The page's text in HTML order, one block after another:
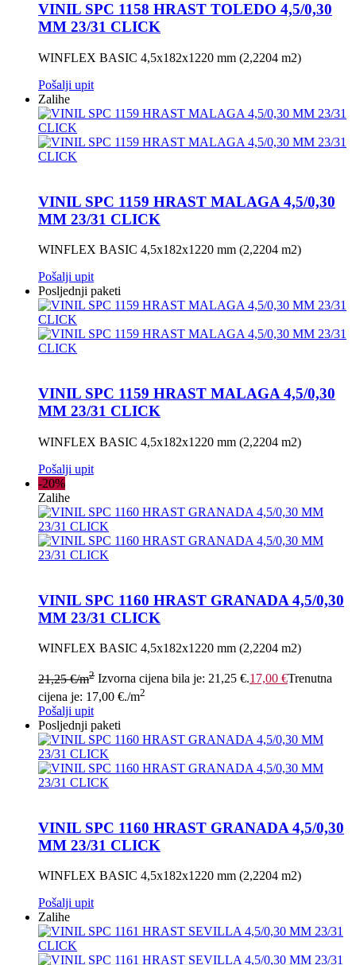
VINIL SPC 1158 HRAST TOLEDO 4,5/0,30
MM 23/31 CLICK
WINFLEX BASIC 4,5x182x1220 mm (2,2204 m2)
Pošalji upit
Zalihe
VINIL SPC 1159 HRAST MALAGA 4,5/0,30
MM 23/31 CLICK
WINFLEX BASIC 4,5x182x1220 mm (2,2204 m2)
Pošalji upit
Posljednji paketi
VINIL SPC 1159 HRAST MALAGA 4,5/0,30
MM 23/31 CLICK
WINFLEX BASIC 4,5x182x1220 mm (2,2204 m2)
Pošalji upit
-20%
Zalihe
VINIL SPC 1160 HRAST GRANADA 4,5/0,30
MM 23/31 CLICK
WINFLEX BASIC 4,5x182x1220 mm (2,2204 m2)
21,25€/m2 Izvorna cijena bila je: 21,25 €.17,00 €Trenutna
cijena je: 17,00 €./m2
Pošalji upit
Posljednji paketi
VINIL SPC 1160 HRAST GRANADA 4,5/0,30
MM 23/31 CLICK
WINFLEX BASIC 4,5x182x1220 mm (2,2204 m2)
Pošalji upit
Zalihe